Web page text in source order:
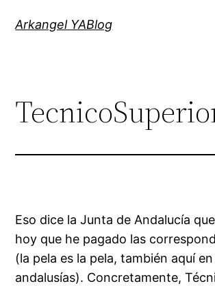
Arkangel YABlog
Eso dice la Junta de Andalucía
hoy que he pagado las
(la pela es la pela, también aquí
andalusías). Concretamente,